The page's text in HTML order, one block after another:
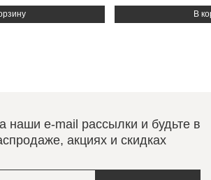
наши e-mail рассылки и будьте в
акциях и скидках